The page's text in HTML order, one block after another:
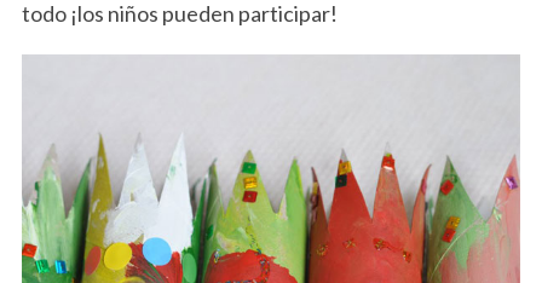
todo ¡los niños pueden participar!